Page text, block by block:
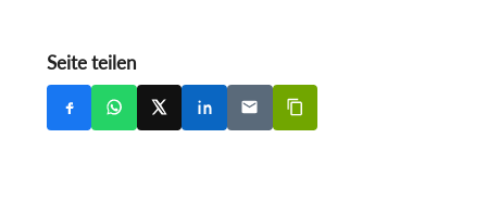
Seite teilen